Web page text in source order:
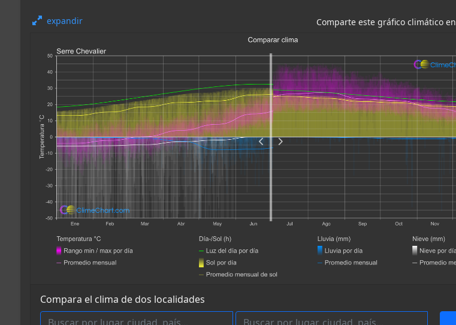
expandir Comparte este gráfico climático en
Compara el clima de dos localidades